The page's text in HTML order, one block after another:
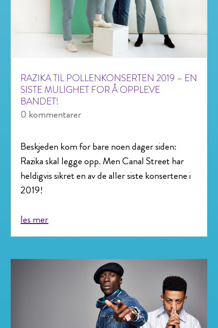
RAZIKA TIL POLLENKONSERTEN 2019 – EN
SISTE MULIGHET FOR Å OPPLEVE
BANDET!
0 kommentarer
Beskjeden kom for bare noen dager siden:
Razika skal legge opp. Men Canal Street har
heldigvis sikret en av de aller siste konsertene i
2019!
les mer